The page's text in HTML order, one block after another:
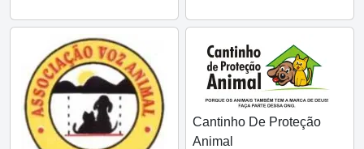
Cantinho De Proteção
Animal